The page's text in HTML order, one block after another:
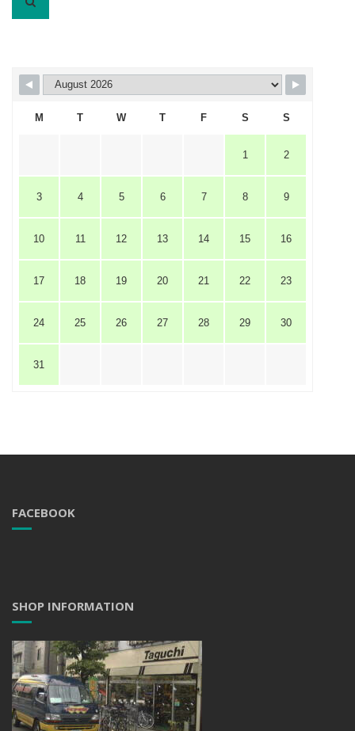
M T W T F S S
1 2
3 4 5 6 7 8 9
10 11 12 13 14 15 16
17 18 19 20 21 22 23
24 25 26 27 28 29 30
31
FACEBOOK
SHOP INFORMATION